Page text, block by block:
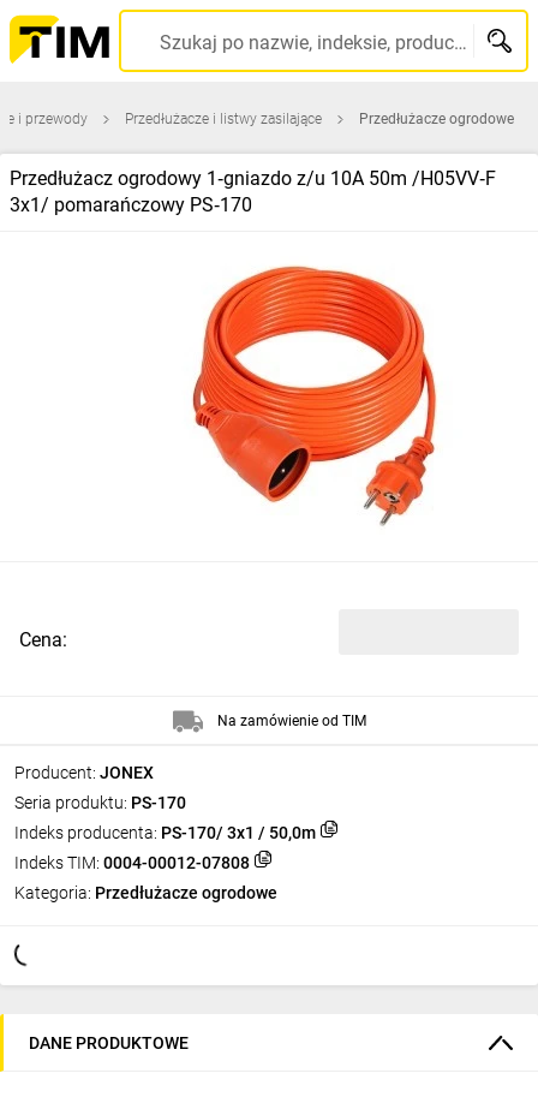
Szukaj po nazwie, indeksie, producencie, kodzie kreskowym...
i przewody Przedłużacze i listwy zasilające Przedłużacze ogrodowe
Przedłużacz ogrodowy 1‑gniazdo z/u 10A 50m /H05VV‑F
3x1/ pomarańczowy PS‑170
Producent: JONEX
Seria produktu: PS-170
Indeks producenta: PS-170/ 3x1 / 50,0m
Indeks TIM: 0004-00012-07808
Kategoria: Przedłużacze ogrodowe
Cena:
Na zamówienie od TIM
DANE PRODUKTOWE